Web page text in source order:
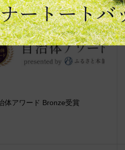
体アワード Bronze受賞